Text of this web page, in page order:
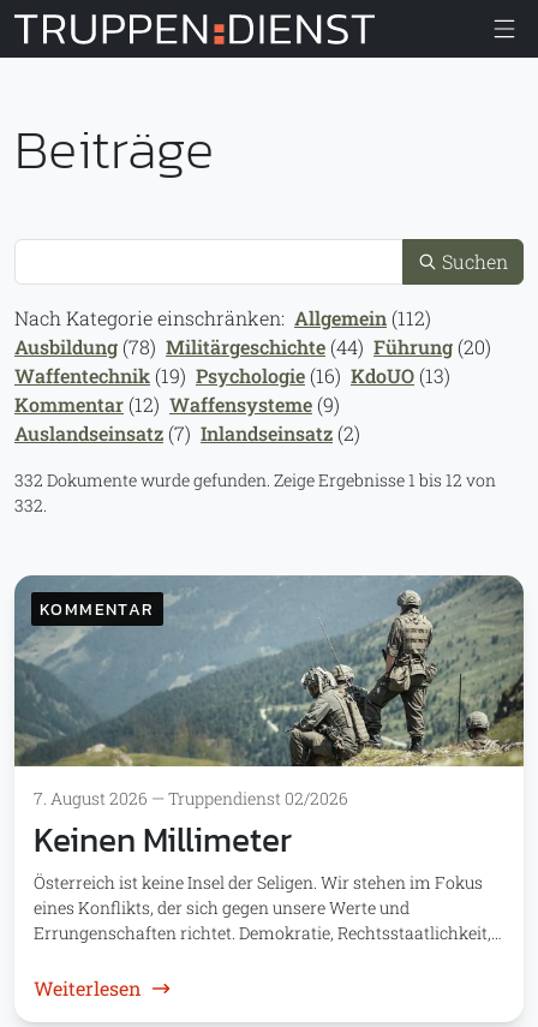
Truppendienst
Beiträge
Suchen
Nach Kategorie einschränken: Allgemein (112)
Ausbildung (78) Militärgeschichte (44) Führung (20)
Waffentechnik (19) Psychologie (16) KdoUO (13)
Kommentar (12) Waffensysteme (9)
Auslandseinsatz (7) Inlandseinsatz (2)
332 Dokumente wurde gefunden. Zeige Ergebnisse 1 bis 12 von
332.
KOMMENTAR
7. August 2026 — Truppendienst 02/2026
Keinen Millimeter
Österreich ist keine Insel der Seligen. Wir stehen im Fokus
eines Konflikts, der sich gegen unsere Werte und
Errungenschaften richtet. Demokratie, Rechtsstaatlichkeit,…
Weiterlesen : Keinen Millimeter